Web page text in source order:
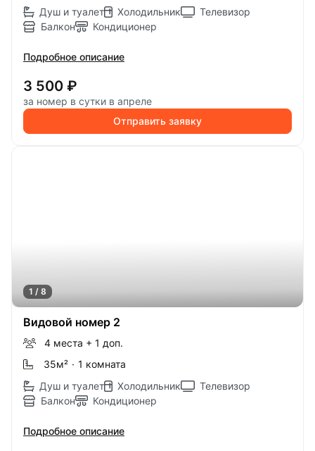
Душ и туалет
Холодильник
Телевизор
Балкон
Кондиционер
Подробное описание
3 500 ₽
за номер в сутки в апреле
Отправить заявку
1 / 8
Видовой номер 2
4 места + 1 доп.
35м² · 1 комната
Душ и туалет
Холодильник
Телевизор
Балкон
Кондиционер
Подробное описание